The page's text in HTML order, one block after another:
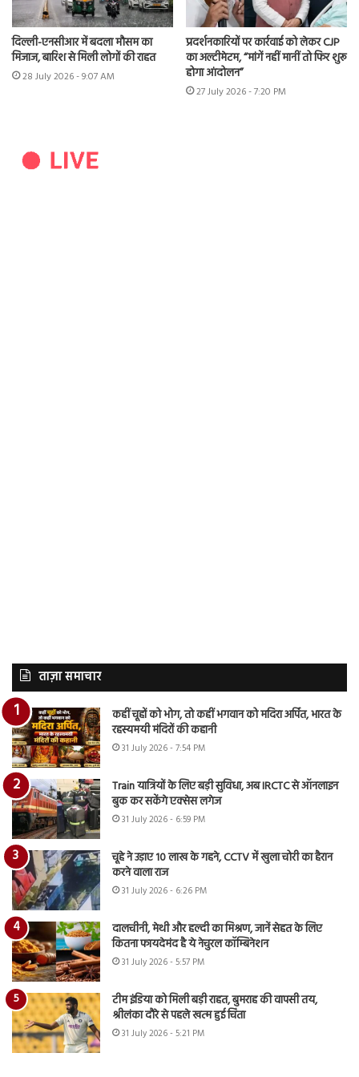
दिल्ली-एनसीआर में बदला मौसम का
मिजाज, बारिश से मिली लोगों की राहत
28 July 2026 - 9:07 AM
प्रदर्शनकारियों पर कार्रवाई को लेकर CJP
का अल्टीमेटम, “मांगें नहीं मानीं तो फिर शुरू
होगा आंदोलन”
27 July 2026 - 7:20 PM
ताज़ा समाचार
कहीं चूहों को भोग, तो कहीं भगवान को मदिरा अर्पित, भारत के
रहस्यमयी मंदिरों की कहानी
31 July 2026 - 7:54 PM
Train यात्रियों के लिए बड़ी सुविधा, अब IRCTC से ऑनलाइन
बुक कर सकेंगे एक्सेस लगेज
31 July 2026 - 6:59 PM
चूहे ने उड़ाए 10 लाख के गहने, CCTV में खुला चोरी का हैरान
करने वाला राज
31 July 2026 - 6:26 PM
दालचीनी, मेथी और हल्दी का मिश्रण, जानें सेहत के लिए
कितना फायदेमंद है ये नेचुरल कॉम्बिनेशन
31 July 2026 - 5:57 PM
टीम इंडिया को मिली बड़ी राहत, बुमराह की वापसी तय,
श्रीलंका दौरे से पहले खत्म हुई चिंता
31 July 2026 - 5:21 PM